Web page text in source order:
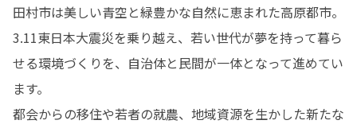
田村市は美しい青空と緑豊かな自然に恵まれた高原都市。
3.11東日本大震災を乗り越え、若い世代が夢を持って暮ら
せる環境づくりを、自治体と民間が一体となって進めてい
ます。
都会からの移住や若者の就農、地域資源を生かした新たな